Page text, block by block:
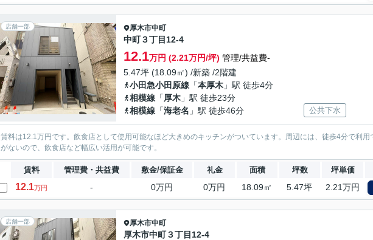
店舗一部 厚木市中町
中町３丁目12-4
12.1万円 (2.21万円/坪) 管理/共益費-
5.47坪 (18.09㎡) /新築 /2階建
小田急小田原線 「本厚木 」駅 徒歩4分
相模線 「厚木 」駅 徒歩23分
相模線 「海老名 」駅 徒歩46分 公共下水
賃料は12.1万円です。飲食店として使用可能なほど大きめのキッチンがついています。周辺には、徒歩4分で利
がないので、飲食店など幅広い活用が可能です。
賃料 管理費・共益費 敷金/保証金 礼金 面積 坪数 坪単価
12.1万円 - 0万円 0万円 18.09㎡ 5.47坪 2.21万円
店舗一部 厚木市中町
厚木市中町３丁目12-4